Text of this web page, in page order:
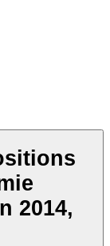
2014,